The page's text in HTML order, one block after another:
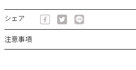
シェア
注意事項